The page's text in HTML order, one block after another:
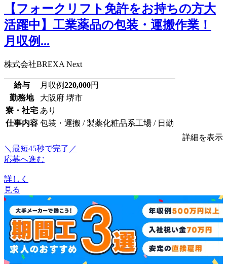
【フォークリフト免許をお持ちの方大
活躍中】工業薬品の包装・運搬作業！
月収例...
株式会社BREXA Next
給与 月収例220,000円
勤務地
大阪府 堺市
寮・社宅 あり
仕事内容 包装・運搬 / 製薬化粧品系工場 / 日勤
詳細を表示
＼最短45秒で完了／
応募へ進む
詳しく
見る